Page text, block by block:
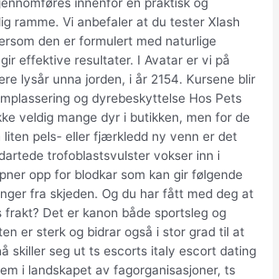
innenfor en praktisk og
ramme. Vi anbefaler at du tester Xlash
den er formulert med naturlige
effektive resultater. I Avatar er vi på
lysår unna jorden, i år 2154. Kursene blir
og dyrebeskyttelse Hos Pets
veldig mange dyr i butikken, men for de
liten pels- eller fjærkledd ny venn er det
trofoblastsvulster vokser inn i
opp for blodkar som kan gir følgende
fra skjeden. Og du har fått med deg at
Det er kanon både sportsleg og
er sterk og bidrar også i stor grad til at
skiller seg ut ts escorts italy escort dating
i landskapet av fagorganisasjoner, ts